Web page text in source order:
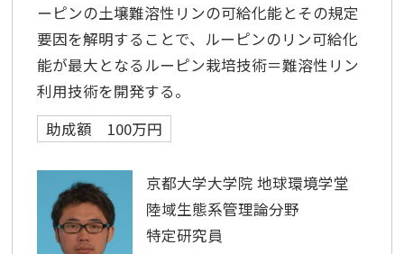
ーピンの土壌難溶性リンの可給化能とその規定
要因を解明することで、ルーピンのリン可給化
能が最大となるルーピン栽培技術＝難溶性リン
利用技術を開発する。
助成額 100万円
京都大学大学院 地球環境学堂
陸域生態系管理論分野
特定研究員